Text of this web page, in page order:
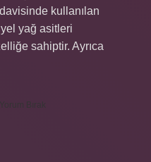
kullanılan
yağ asitleri
sahiptir. Ayrıca
Yorum Bırak